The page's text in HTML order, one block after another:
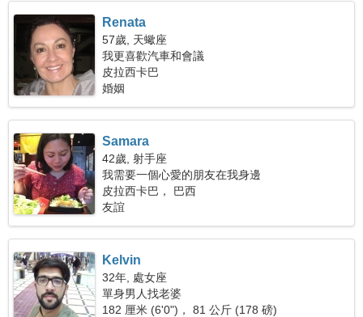
Renata
57歲, 天蠍座
我更喜歡汽車和會議
皮拉西卡巴
婚姻
Samara
42歲, 射手座
我需要一個心愛的朋友在我身邊
皮拉西卡巴， 巴西
友誼
Kelvin
32年, 處女座
單身男人找老婆
182 厘米 (6'0")， 81 公斤 (178 磅)